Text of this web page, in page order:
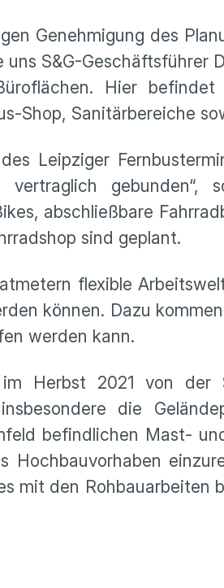
Genehmigung des
S&G-Geschäftsführer
Hier
Shop, Sanitärbereiche
Leipziger
gebunden“,
abschließbare
sind geplant.
flexible
können. Dazu
werden kann.
Herbst 2021 von
die
befindlichen Mast-
mit den Rohbauarbeiten